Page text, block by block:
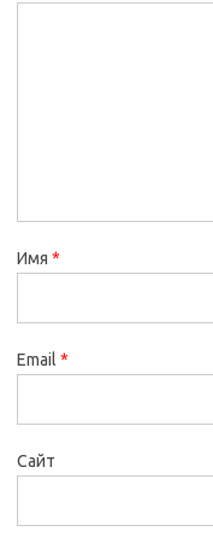
Имя *
Email *
Сайт